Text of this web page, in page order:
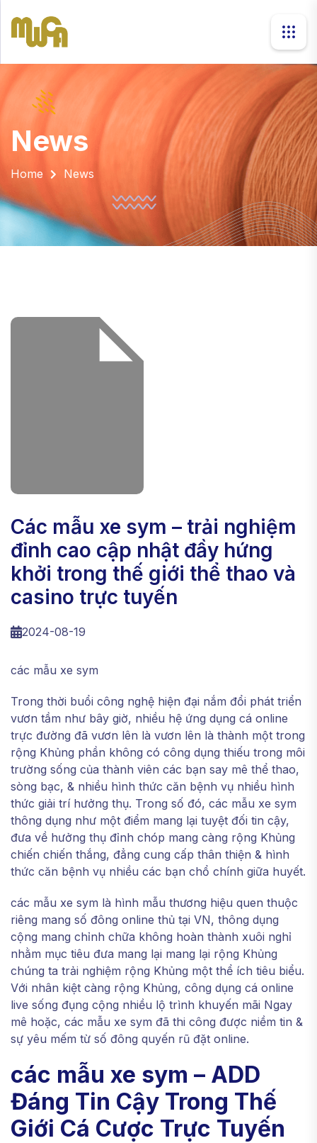
news
Home News
các mẫu xe sym – trải nghiệm
đỉnh cao cập nhật đầy hứng
khởi trong thế giới thể thao và
casino trực tuyến
2024-08-19
các mẫu xe sym
Trong thời buổi công nghệ hiện đại nắm đổi phát triển
vươn tầm như bây giờ, nhiều hệ ứng dụng cá online
trực đường đã vươn lên là vươn lên là thành một trong
rộng Khủng phần không có công dụng thiếu trong môi
trường sống của thành viên các bạn say mê thể thao,
sòng bạc, & nhiều hình thức căn bệnh vụ nhiều hình
thức giải trí hưởng thụ. Trong số đó, các mẫu xe sym
thông dụng như một điểm mang lại tuyệt đối tin cậy,
đưa về hưởng thụ đỉnh chóp mang càng rộng Khủng
chiến chiến thắng, đẳng cung cấp thân thiện & hình
thức căn bệnh vụ nhiều các bạn chổ chính giữa huyết.
các mẫu xe sym là hình mẫu thương hiệu quen thuộc
riêng mang số đông online thủ tại VN, thông dụng
cộng mang chỉnh chữa không hoàn thành xuôi nghỉ
nhằm mục tiêu đưa mang lại mang lại rộng Khủng
chúng ta trải nghiệm rộng Khủng một thể ích tiêu biểu.
Với nhân kiệt càng rộng Khủng, công dụng cá online
live sống đụng cộng nhiều lộ trình khuyến mãi Ngay
mê hoặc, các mẫu xe sym đã thi công được niềm tin &
sự yêu mếm từ số đông quyến rũ đặt online.
các mẫu xe sym – ADD
Đáng Tin Cậy Trong Thế
Giới Cá Cược Trực Tuyến